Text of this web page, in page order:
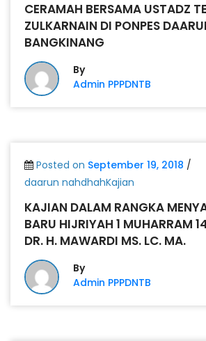
CERAMAH BERSAMA USTADZ
ZULKARNAIN DI PONPES
BANGKINANG
By
Admin PPPDNTB
Posted on September 19, 2018 /
daarun nahdhahKajian
KAJIAN DALAM RANGKA
BARU HIJRIYAH 1 MUHARRAM
DR. H. MAWARDI MS. LC. MA.
By
Admin PPPDNTB